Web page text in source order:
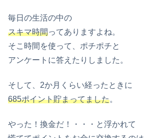
毎日の生活の中の
スキマ時間ってありますよね。
そこ時間を使って、ポチポチと
アンケートに答えたりしました。
そして、2か月くらい経ったときに
685ポイント貯まってました。
やった！換金だ！・・・と浮かれて